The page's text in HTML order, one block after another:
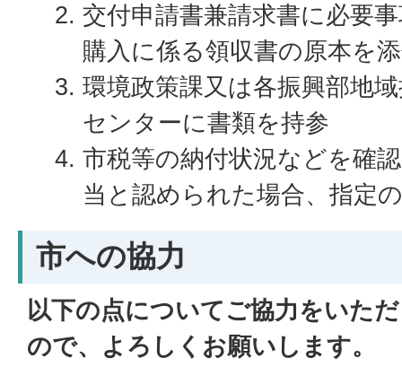
交付申請書兼請求書に必要
購入に係る領収書の原本を
環境政策課又は各振興部地
センターに書類を持参
市税等の納付状況などを確
当と認められた場合、指定
市への協力
以下の点についてご協力をいた
ので、よろしくお願いします。